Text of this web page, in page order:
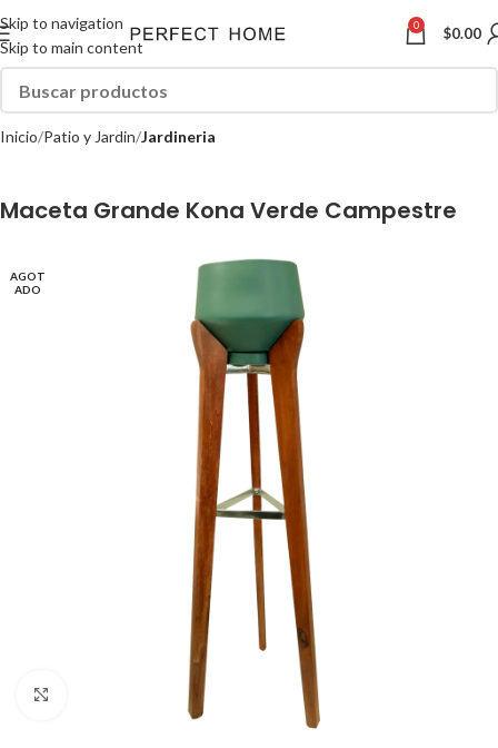
Skip to navigation
Skip to main content
0 $0.00
Inicio Patio y Jardin Jardineria
Maceta Grande Kona Verde Campestre
AGOT
ADO